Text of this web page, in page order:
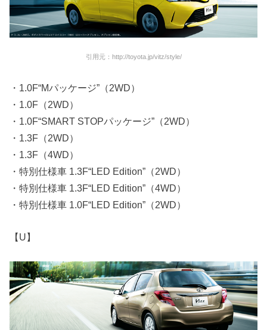
引用元：http://toyota.jp/vitz/style/
・1.0F“Mパッケージ”（2WD）
・1.0F（2WD）
・1.0F“SMART STOPパッケージ”（2WD）
・1.3F（2WD）
・1.3F（4WD）
・特別仕様車 1.3F“LED Edition”（2WD）
・特別仕様車 1.3F“LED Edition”（4WD）
・特別仕様車 1.0F“LED Edition”（2WD）
【U】